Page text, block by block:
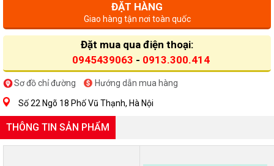
ĐẶT HÀNG
Giao hàng tận nơi toàn quốc
Đặt mua qua điện thoại:
0945439063 - 0913.300.414
Sơ đồ chỉ đường Hướng dẫn mua hàng
Số 22 Ngõ 18 Phố Vũ Thạnh, Hà Nội
THÔNG TIN SẢN PHẨM